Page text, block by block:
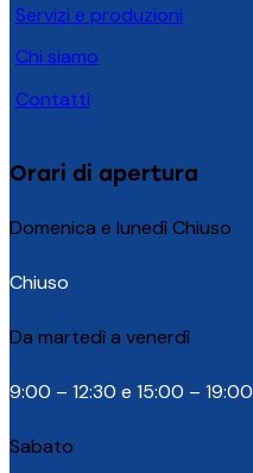
Servizi e produzioni
Chi siamo
Contatti
Orari di apertura
Domenica e lunedì Chiuso
Chiuso
Da martedì a venerdì
9:00 – 12:30 e 15:00 – 19:00
Sabato